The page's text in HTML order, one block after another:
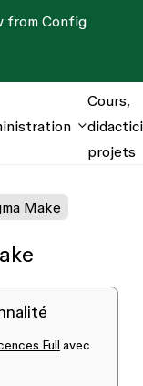
from Config
Cours,
projets
Make
Full avec